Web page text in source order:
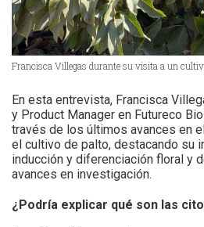
Francisca Villegas durante su visita a un
En esta entrevista, Francisca
y Product Manager en Futureco
través de los últimos avances en
el cultivo de palto, destacando su
inducción y diferenciación floral y
avances en investigación.
¿Podría explicar qué son las